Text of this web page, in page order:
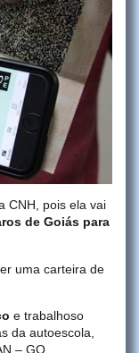
CNH, pois ela vai
de Goiás para
uma carteira de
e trabalhoso
da autoescola,
– GO.